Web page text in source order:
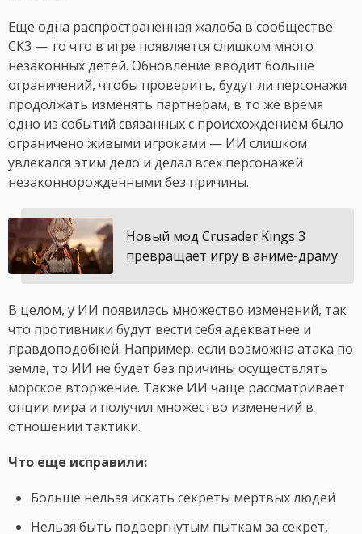
Еще одна распространенная жалоба в сообществе
CK3 — то что в игре появляется слишком много
незаконных детей. Обновление вводит больше
ограничений, чтобы проверить, будут ли персонажи
продолжать изменять партнерам, в то же время
одно из событий связанных с происхождением было
ограничено живыми игроками — ИИ слишком
увлекался этим дело и делал всех персонажей
незаконнорожденными без причины.
Новый мод Crusader Kings 3
превращает игру в аниме-драму
В целом, у ИИ появилась множество изменений, так
что противники будут вести себя адекватнее и
правдоподобней. Например, если возможна атака по
земле, то ИИ не будет без причины осуществлять
морское вторжение. Также ИИ чаще рассматривает
опции мира и получил множество изменений в
отношении тактики.
Что еще исправили:
Больше нельзя искать секреты мертвых людей
Нельзя быть подвергнутым пыткам за секрет,